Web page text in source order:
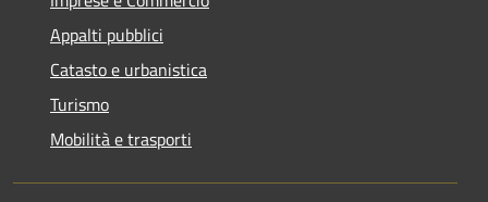
Appalti pubblici
Catasto e urbanistica
Turismo
Mobilità e trasporti